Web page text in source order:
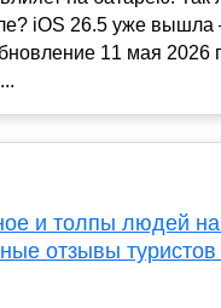
iOS 26.5 уже
11 мая 2026
и толпы людей
отзывы туристов